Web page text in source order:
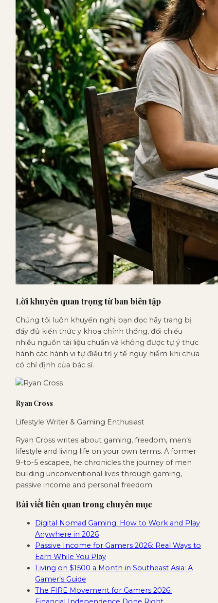
Lời khuyên quan trọng từ ban biên tập
Chúng tôi luôn khuyến nghị bạn đọc hãy trang bị
đầy đủ kiến thức y khoa chính thống, đối chiếu
nhiều nguồn tài liệu chuẩn và không được tự ý thực
hành các hành vi tự điều trị y tế nguy hiểm khi chưa
có chỉ định của bác sĩ.
Ryan Cross
Lifestyle Writer & Gaming Enthusiast
Ryan Cross writes about gaming, freedom, men's
lifestyle and living life on your own terms. A former
9-to-5 escapee, he chronicles the journey of men
building unconventional lives through gaming,
passive income and personal freedom.
Bài viết liên quan trong chuyên mục
Digital Nomad Gaming: How to Work and Play
Anywhere in 2026
Passive Income for Gamers 2026: Real Ways to
Earn While You Play
Living on $1500 a Month in Southeast Asia: A
Gamer's Guide
The FIRE Movement for Gamers 2026: